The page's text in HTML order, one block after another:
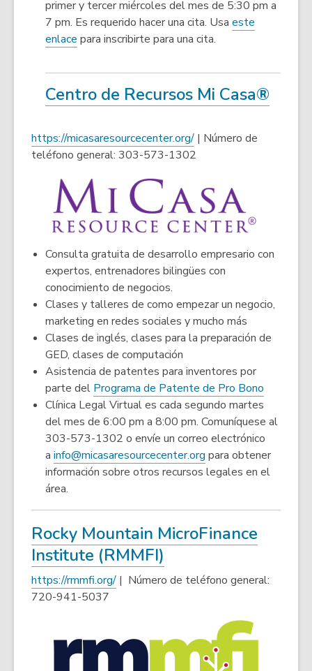
primer y tercer miércoles del mes de 5:30 pm a
7 pm. Es requerido hacer una cita. Usa este
enlace
a
new
window
para inscribirte para una cita.
Centro de Recursos Mi Casa®
o
w
d
w
https://micasaresourcecenter.org/,
o
s
a
n
e
w
i
n
o
w
| Número de
teléfono general: 303-573-1302
Consulta gratuita de desarrollo empresario con
expertos, entrenadores bilingües con
conocimiento de negocios.
Clases y talleres de como empezar un negocio,
marketing en redes sociales y mucho más
Clases de inglés, clases para la preparación de
GED, clases de computación
Asistencia de patentes para inventores por
parte del Programa de Patente de Pro Bono
a
new
window
Clínica Legal Virtual es cada segundo martes
del mes de 6:00 pm a 8:00 pm. Comuníquese al
303-573-1302 o envíe un correo electrónico
a info@micasaresourcecenter.org
opens
para obtener
información sobre otros recursos legales en el
área.
Rocky Mountain MicroFinance
Institute (RMMFI)
https://rmmfi.org/,
n
| Número de teléfono general:
720-941-5037